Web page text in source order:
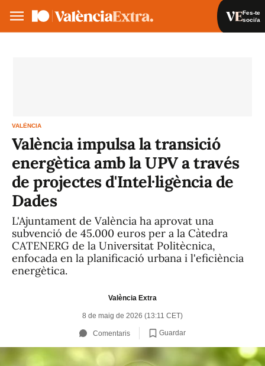
Fes-te
soci/a
VALÈNCIA
València impulsa la transició
energètica amb la UPV a través
de projectes d'Intel·ligència de
Dades
L'Ajuntament de València ha aprovat una
subvenció de 45.000 euros per a la Càtedra
CATENERG de la Universitat Politècnica,
enfocada en la planificació urbana i l'eficiència
energètica.
València Extra
8 de maig de 2026 (13:11 CET)
Comentaris Guardar